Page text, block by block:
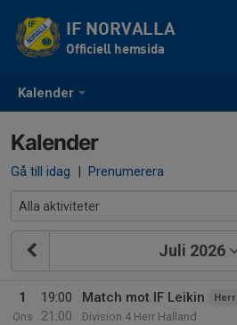
Kalender
IF NORVALLA
Officiell hemsida
Kalender
Gå till idag | Prenumerera
Juli 2026
1
Ons
19:00
21:00
Match mot IF Leikin Herr
Division 4 Herr Halland